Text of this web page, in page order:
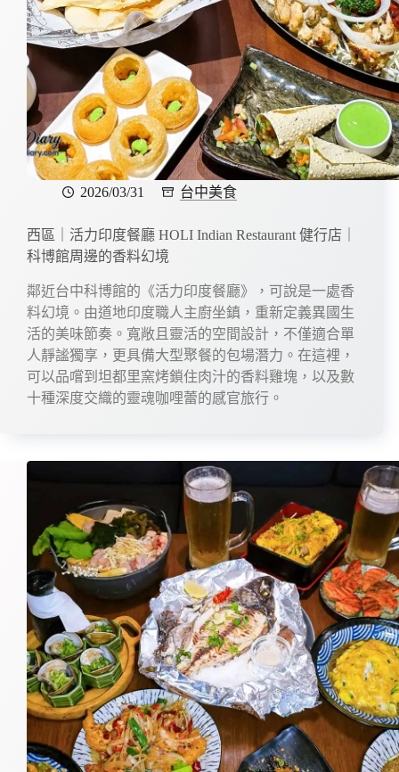
2026/03/31 台中美食
西區｜活力印度餐廳 HOLI Indian Restaurant 健行店｜
科博館周邊的香料幻境
鄰近台中科博館的《活力印度餐廳》，可說是一處香
料幻境。由道地印度職人主廚坐鎮，重新定義異國生
活的美味節奏。寬敞且靈活的空間設計，不僅適合單
人靜謐獨享，更具備大型聚餐的包場潛力。在這裡，
可以品嚐到坦都里窯烤鎖住肉汁的香料雞塊，以及數
十種深度交織的靈魂咖哩蕾的感官旅行。